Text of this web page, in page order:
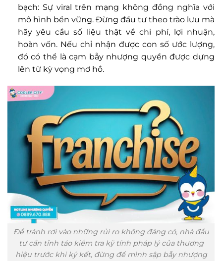
bạch: Sự viral trên mạng không đồng nghĩa với
mô hình bền vững. Đừng đầu tư theo trào lưu mà
hãy yêu cầu số liệu thật về chi phí, lợi nhuận,
hoàn vốn. Nếu chỉ nhận được con số ước lượng,
đó có thể là cạm bẫy nhượng quyền được dựng
lên từ kỳ vọng mơ hồ.
Để tránh rơi vào những rủi ro không đáng có, nhà đầu
tư cần tỉnh táo kiểm tra kỹ tính pháp lý của thương
hiệu trước khi ký kết, đừng để mình sập bẫy nhượng